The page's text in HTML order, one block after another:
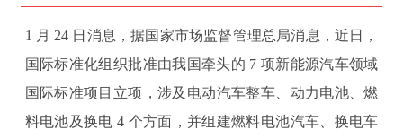
1 月 24 日消息，据国家市场监督管理总局消息，近日，
国际标准化组织批准由我国牵头的 7 项新能源汽车领域
国际标准项目立项，涉及电动汽车整车、动力电池、燃
料电池及换电 4 个方面，并组建燃料电池汽车、换电车